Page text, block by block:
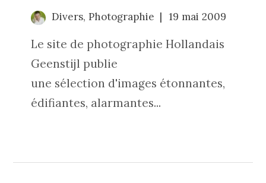
Divers, Photographie 19 mai 2009
Le site de photographie Hollandais
Geenstijl publie
une sélection d'images étonnantes,
édifiantes, alarmantes...